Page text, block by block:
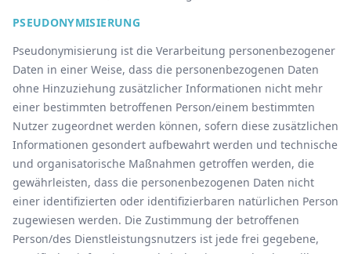
PSEUDONYMISIERUNG
Pseudonymisierung ist die Verarbeitung personenbezogener
Daten in einer Weise, dass die personenbezogenen Daten
ohne Hinzuziehung zusätzlicher Informationen nicht mehr
einer bestimmten betroffenen Person/einem bestimmten
Nutzer zugeordnet werden können, sofern diese zusätzlichen
Informationen gesondert aufbewahrt werden und technische
und organisatorische Maßnahmen getroffen werden, die
gewährleisten, dass die personenbezogenen Daten nicht
einer identifizierten oder identifizierbaren natürlichen Person
zugewiesen werden. Die Zustimmung der betroffenen
Person/des Dienstleistungsnutzers ist jede frei gegebene,